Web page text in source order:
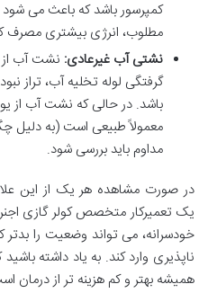
کمپرسور باشد که باعث می
مطلوب، انرژی بیشتری مصرف
نشتی آب غیرعادی: نشت آب از
گرفتگی لوله تخلیه آب، تراز
باشد. در حالی که نشت آب از
معمولاً طبیعی است (به دلیل
مداوم باید بررسی شود.
در صورت مشاهده هر یک از این
یک تعمیرکار متخصص کولر گازی
خودسرانه، می تواند وضعیت را
ناپذیری وارد کند. به یاد داشته
همیشه بهتر و کم هزینه تر از درمان